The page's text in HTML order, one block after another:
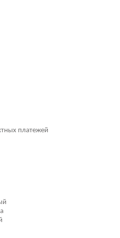
платежей